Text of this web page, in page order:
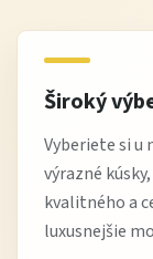
harmonicky.
overená
výborný
možnosť
Široký
Vyberiete si u
výrazné
kvalitného a
luxusnejšie